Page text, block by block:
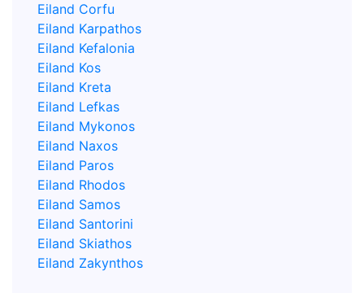
Eiland Corfu
Eiland Karpathos
Eiland Kefalonia
Eiland Kos
Eiland Kreta
Eiland Lefkas
Eiland Mykonos
Eiland Naxos
Eiland Paros
Eiland Rhodos
Eiland Samos
Eiland Santorini
Eiland Skiathos
Eiland Zakynthos